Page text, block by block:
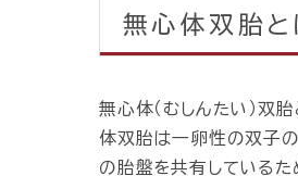
無心体双胎と
無心体（むしんたい）双
体双胎は一卵性の双子
の胎盤を共有しているた